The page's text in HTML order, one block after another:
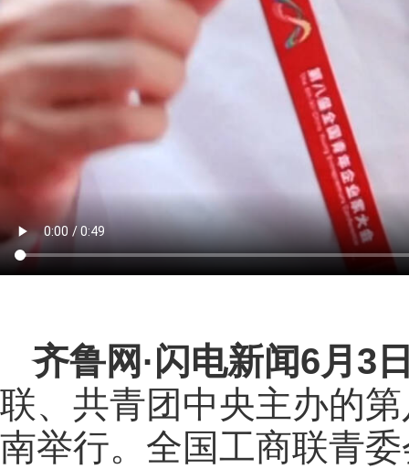
齐鲁网 ·闪电新闻6月3
联、共青团中央主办的
南举行。全国工商联青